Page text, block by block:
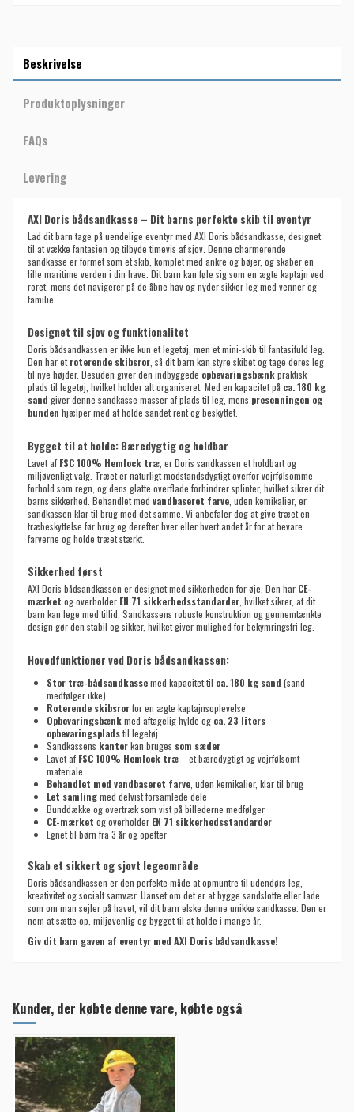
Beskrivelse
Produktoplysninger
FAQs
Levering
AXI Doris bådsandkasse – Dit barns perfekte skib til eventyr
Lad dit barn tage på uendelige eventyr med AXI Doris bådsandkasse, designet
til at vække fantasien og tilbyde timevis af sjov. Denne charmerende
sandkasse er formet som et skib, komplet med ankre og bøjer, og skaber en
lille maritime verden i din have. Dit barn kan føle sig som en ægte kaptajn ved
roret, mens det navigerer på de åbne hav og nyder sikker leg med venner og
familie.
Designet til sjov og funktionalitet
Doris bådsandkassen er ikke kun et legetøj, men et mini-skib til fantasifuld leg.
Den har etroterende skibsror , så dit barn kan styre skibet og tage deres leg
til nye højder. Desuden giver den indbyggede opbevaringsbænkpraktisk
plads til legetøj, hvilket holder alt organiseret. Med en kapacitet på ca. 180 kg
sand giver denne sandkasse masser af plads til leg, mens presenningen og
bunden hjælper med at holde sandet rent og beskyttet.
Bygget til at holde: Bæredygtig og holdbar
Lavet af FSC 100% Hemlock træ , er Doris sandkassen et holdbart og
miljøvenligt valg. Træet er naturligt modstandsdygtigt overfor vejrfølsomme
forhold som regn, og dens glatte overflade forhindrer splinter, hvilket sikrer dit
barns sikkerhed. Behandlet med vandbaseret farve , uden kemikalier, er
sandkassen klar til brug med det samme. Vi anbefaler dog at give træet en
træbeskyttelse før brug og derefter hver eller hvert andet år for at bevare
farverne og holde træet stærkt.
Sikkerhed først
AXI Doris bådsandkassen er designet med sikkerheden for øje. Den har CE-
mærket og overholder EN 71 sikkerhedsstandarder , hvilket sikrer, at dit
barn kan lege med tillid. Sandkassens robuste konstruktion og gennemtænkte
design gør den stabil og sikker, hvilket giver mulighed for bekymringsfri leg.
Hovedfunktioner ved Doris bådsandkassen:
Stor træ-bådsandkassemed kapacitet til ca. 180 kg sand (sand
medfølger ikke)
Roterende skibsrorfor en ægte kaptajnsoplevelse
Opbevaringsbænkmed aftagelig hylde og ca. 23 liters
opbevaringspladstil legetøj
Sandkassens kanterkan bruges som sæder
Lavet af FSC 100% Hemlock træ– et bæredygtigt og vejrfølsomt
materiale
Behandlet med vandbaseret farve , uden kemikalier, klar til brug
Let samlingmed delvist forsamlede dele
Bunddække og overtræk som vist på billederne medfølger
CE-mærket og overholder EN 71 sikkerhedsstandarder
Egnet til børn fra 3 år og opefter
Skab et sikkert og sjovt legeområde
Doris bådsandkassen er den perfekte måde at opmuntre til udendørs leg,
kreativitet og socialt samvær. Uanset om det er at bygge sandslotte eller lade
som om man sejler på havet, vil dit barn elske denne unikke sandkasse. Den er
nem at sætte op, miljøvenlig og bygget til at holde i mange år.
Giv dit barn gaven af eventyr med AXI Doris bådsandkasse!
Kunder, der købte denne vare, købte også